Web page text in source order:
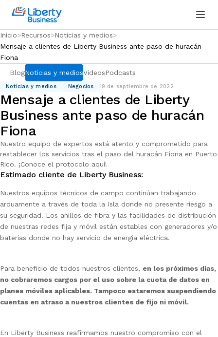
Inicio Recursos
Noticias y medios
Mensaje a clientes de Liberty Business ante paso de huracán
Fiona
BlogNoticias y mediosVideosPodcasts
Noticias y medios Negocios 19 de septiembre de 2022
Mensaje a clientes de Liberty
Business ante paso de huracán
Fiona
Nuestro equipo de expertos está atento y comprometido para
restablecer los servicios tras el paso del huracán Fiona en Puerto
Rico. ¡Conoce el protocolo aquí!
Estimado cliente de Liberty Business:
Nuestros equipos técnicos de campo continúan trabajando
arduamente a través de toda la Isla donde no presente riesgo a
su seguridad. Los anillos de fibra y las facilidades de distribución
de nuestras redes fija y móvil están estables con generadores y/o
baterías donde no hay servicio de energía eléctrica.
Para beneficio de todos nuestros clientes, en los próximos días,
no cobraremos cargos por el uso sobre la cuota de datos en
planes móviles aplicables. Tampoco estaremos suspendiendo
cuentas en atraso a nuestros clientes de fijo ni móvil.
En Liberty Business reafirmamos nuestro compromiso con el